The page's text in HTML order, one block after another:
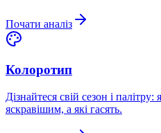
Почати аналіз
Колоротип
Дізнайтеся свій сезон і
яскравішим, а які гасять.